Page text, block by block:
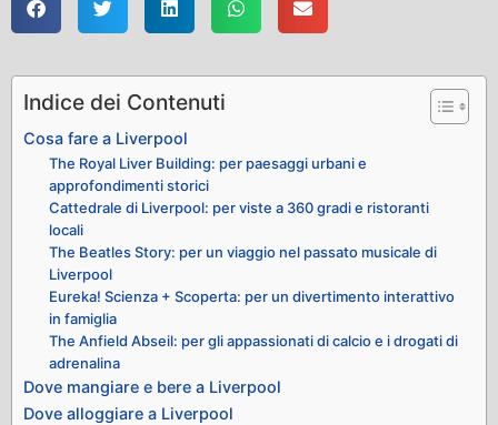
Indice dei Contenuti
Cosa fare a Liverpool
The Royal Liver Building: per paesaggi urbani e
approfondimenti storici
Cattedrale di Liverpool: per viste a 360 gradi e ristoranti
locali
The Beatles Story: per un viaggio nel passato musicale di
Liverpool
Eureka! Scienza + Scoperta: per un divertimento interattivo
in famiglia
The Anfield Abseil: per gli appassionati di calcio e i drogati di
adrenalina
Dove mangiare e bere a Liverpool
Dove alloggiare a Liverpool